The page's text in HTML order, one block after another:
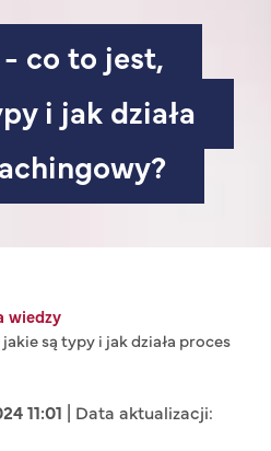
i jak działa
wiedzy
są typy i jak działa proces
11:01 | Data aktualizacji: